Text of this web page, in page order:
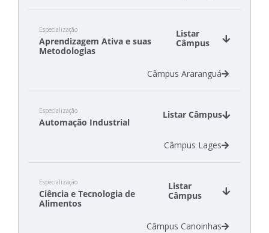
Especialização
Aprendizagem Ativa e suas
Metodologias
Listar
Câmpus
Câmpus Araranguá
Especialização
Automação Industrial
Listar Câmpus
Câmpus Lages
Especialização
Ciência e Tecnologia de
Alimentos
Listar
Câmpus
Câmpus Canoinhas